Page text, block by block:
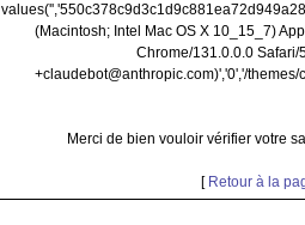
(Macintosh; Intel Mac OS X 10_15_7)
Chrome/131.0.0.0
+claudebot@anthropic.com)','0','/
Merci de bien vouloir vérifier votre
[ Retour à la